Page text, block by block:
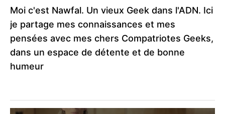
Moi c'est Nawfal. Un vieux Geek dans l'ADN. Ici
je partage mes connaissances et mes
pensées avec mes chers Compatriotes Geeks,
dans un espace de détente et de bonne
humeur